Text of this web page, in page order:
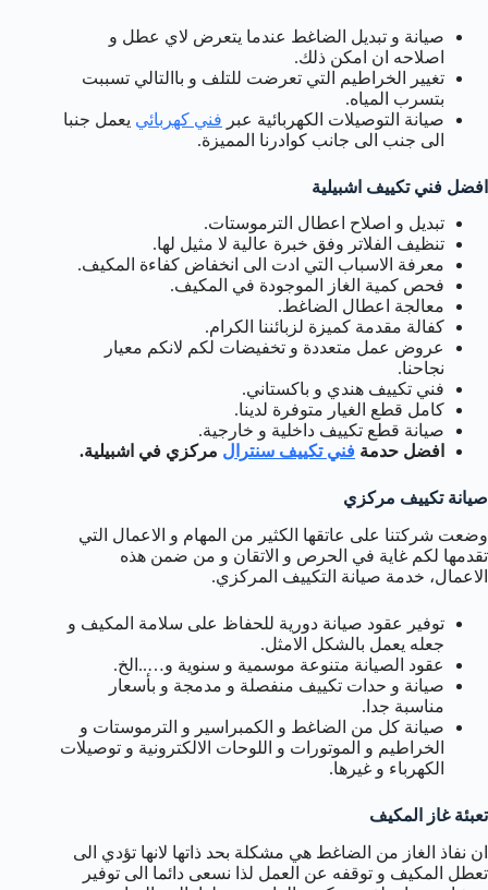
صيانة و تبديل الضاغط عندما يتعرض لاي عطل و
اصلاحه ان امكن ذلك.
تغيير الخراطيم التي تعرضت للتلف و باالتالي تسببت
بتسرب المياه.
صيانة التوصيلات الكهربائية عبر فني كهربائي يعمل جنبا
الى جنب الى جانب كوادرنا المميزة.
افضل فني تكييف اشبيلية
تبديل و اصلاح اعطال الترموستات.
تنظيف الفلاتر وفق خبرة عالية لا مثيل لها.
معرفة الاسباب التي ادت الى انخفاض كفاءة المكيف.
فحص كمية الغاز الموجودة في المكيف.
معالجة اعطال الضاغط.
كفالة مقدمة كميزة لزبائننا الكرام.
عروض عمل متعددة و تخفيضات لكم لانكم معيار
نجاحنا.
فني تكييف هندي و باكستاني.
كامل قطع الغيار متوفرة لدينا.
صيانة قطع تكييف داخلية و خارجية.
افضل حدمة فني تكييف سنترال مركزي في اشبيلية.
صيانة تكييف مركزي
وضعت شركتنا على عاتقها الكثير من المهام و الاعمال التي
تقدمها لكم غاية في الحرص و الاتقان و من ضمن هذه
الاعمال، خدمة صيانة التكييف المركزي.
توفير عقود صيانة دورية للحفاظ على سلامة المكيف و
جعله يعمل بالشكل الامثل.
عقود الصيانة متنوعة موسمية و سنوية و…..الخ.
صيانة و حدات تكييف منفصلة و مدمجة و بأسعار
مناسبة جدا.
صيانة كل من الضاغط و الكمبراسير و الترموستات و
الخراطيم و الموتورات و اللوحات الالكترونية و توصيلات
الكهرباء و غيرها.
تعبئة غاز المكيف
ان نفاذ الغاز من الضاغط هي مشكلة بحد ذاتها لانها تؤدي الى
تعطل المكيف و توقفه عن العمل لذا نسعى دائما الى توفير